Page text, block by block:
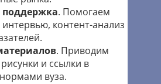
поддержка. Помогаем
контент-анализ
. Приводим
и ссылки в
вуза.